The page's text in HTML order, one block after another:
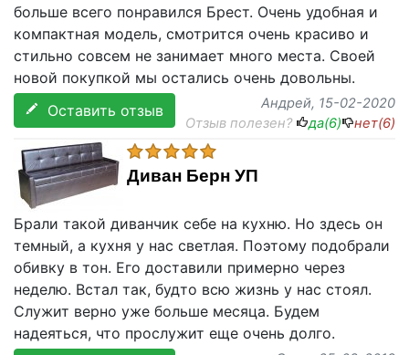
больше всего понравился Брест. Очень удобная и
компактная модель, смотрится очень красиво и
стильно совсем не занимает много места. Своей
новой покупкой мы остались очень довольны.
Оставить отзыв
Андрей, 15-02-2020
Отзыв полезен?
да(6) нет(6)
Диван Берн УП
Брали такой диванчик себе на кухню. Но здесь он
темный, а кухня у нас светлая. Поэтому подобрали
обивку в тон. Его доставили примерно через
неделю. Встал так, будто всю жизнь у нас стоял.
Служит верно уже больше месяца. Будем
надеяться, что прослужит еще очень долго.